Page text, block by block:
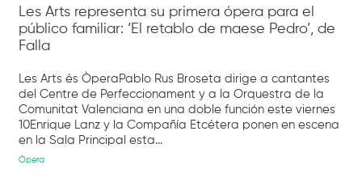
Les Arts representa su primera ópera para el
público familiar: ‘El retablo de maese Pedro’, de
Falla
Les Arts és ÒperaPablo Rus Broseta dirige a cantantes
del Centre de Perfeccionament y a la Orquestra de la
Comunitat Valenciana en una doble función este viernes
10Enrique Lanz y la Compañía Etcétera ponen en escena
en la Sala Principal esta...
Òpera